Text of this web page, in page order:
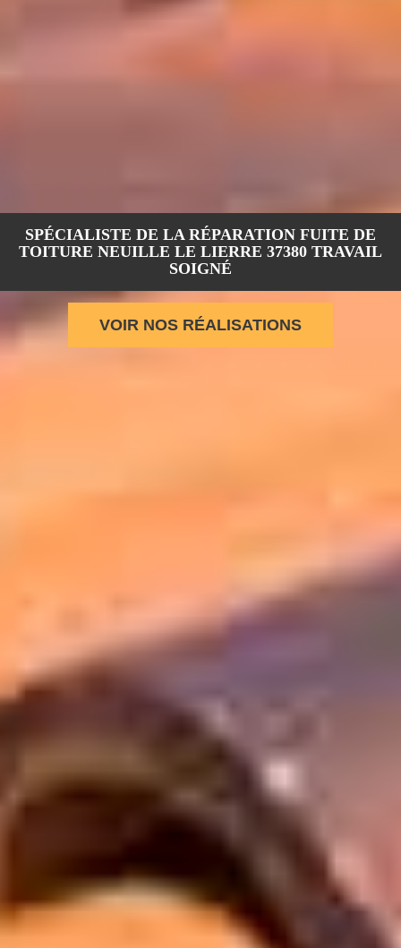
SPÉCIALISTE DE LA RÉPARATION FUITE DE
TOITURE NEUILLE LE LIERRE 37380 TRAVAIL
SOIGNÉ
VOIR NOS RÉALISATIONS